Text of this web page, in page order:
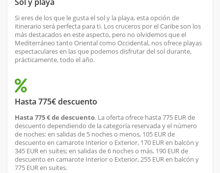
Si eres de los que le gusta el sol y la playa, esta opción de
itinerario será perfecta para ti. Los cruceros por el Caribe son los
más destacados en este aspecto, pero no olvidemos que el
Mediterráneo tanto Oriental como Occidental, nos ofrece playas
espectaculares en las que podemos disfrutar del sol durante,
prácticamente, todo el año.
Hasta 775€ descuento
Hasta 775 € de descuento. La oferta ofrece hasta 775 EUR de
descuento dependiendo de la categoría reservada y el número
de noches: en salidas de 5 noches o menos, 105 EUR de
descuento en camarote Interior o Exterior, 170 EUR en balcón y
345 EUR en suites; en salidas de 6 noches o más, 190 EUR de
descuento en camarote Interior o Exterior, 255 EUR en balcón y
775 EUR en suites.